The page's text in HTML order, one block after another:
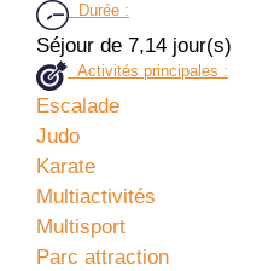
Durée :
Séjour de 7,14 jour(s)
Activités principales :
Escalade
Judo
Karate
Multiactivités
Multisport
Parc attraction